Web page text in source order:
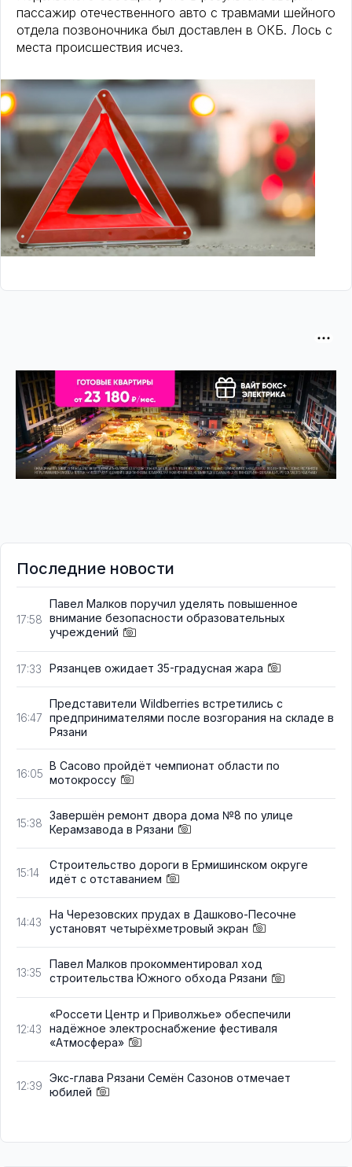
пассажир отечественного авто с травмами шейного
отдела позвоночника был доставлен в ОКБ. Лось с
места происшествия исчез.
Последние новости
17:58
Павел Малков поручил уделять повышенное
внимание безопасности образовательных
учреждений
17:33 Рязанцев ожидает 35-градусная жара
16:47
Представители Wildberries встретились с
предпринимателями после возгорания на складе в
Рязани
16:05
В Сасово пройдёт чемпионат области по
мотокроссу
15:38
Завершён ремонт двора дома №8 по улице
Керамзавода в Рязани
15:14
Строительство дороги в Ермишинском округе
идёт с отставанием
14:43
На Черезовских прудах в Дашково-Песочне
установят четырёхметровый экран
13:35
Павел Малков прокомментировал ход
строительства Южного обхода Рязани
12:43
«Россети Центр и Приволжье» обеспечили
надёжное электроснабжение фестиваля
«Атмосфера»
12:39
Экс-глава Рязани Семён Сазонов отмечает
юбилей